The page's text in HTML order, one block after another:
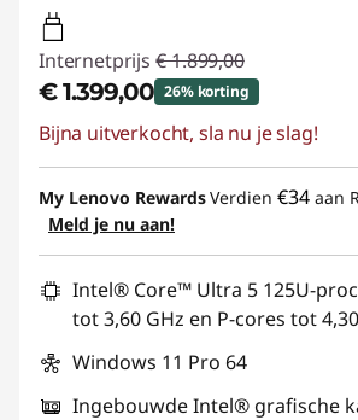
Internetprijs € 1.899,00
€ 1.399,00 26% korting
eCoupon-besparingen :-€ 500,00
eCoupon gebruiken :THINK-
Bijna uitverkocht, sla nu je slag!
My Lenovo RewardsVerdien €34 aan
Meld je nu aan!
Intel® Core™ Ultra 5 125U-
tot 3,60 GHz en P-cores tot
Windows 11 Pro 64
Ingebouwde Intel® grafische